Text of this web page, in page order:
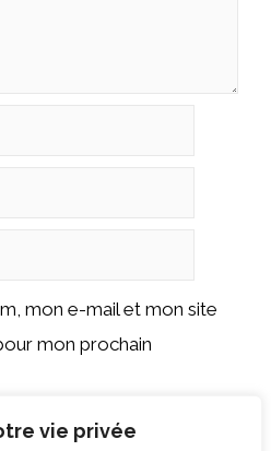
vie privée
mon e-mail et mon site
mon prochain